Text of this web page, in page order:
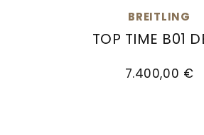
BREITLING
TOP TIME B01
7.400,00 €